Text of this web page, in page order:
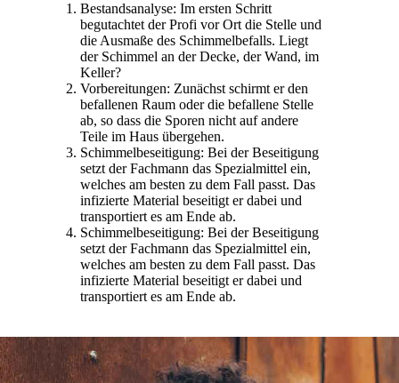
Bestandsanalyse: Im ersten Schritt
begutachtet der Profi vor Ort die Stelle und
die Ausmaße des Schimmelbefalls. Liegt
der Schimmel an der Decke, der Wand, im
Keller?
Vorbereitungen: Zunächst schirmt er den
befallenen Raum oder die befallene Stelle
ab, so dass die Sporen nicht auf andere
Teile im Haus übergehen.
Schimmelbeseitigung: Bei der Beseitigung
setzt der Fachmann das Spezialmittel ein,
welches am besten zu dem Fall passt. Das
infizierte Material beseitigt er dabei und
transportiert es am Ende ab.
Schimmelbeseitigung: Bei der Beseitigung
setzt der Fachmann das Spezialmittel ein,
welches am besten zu dem Fall passt. Das
infizierte Material beseitigt er dabei und
transportiert es am Ende ab.